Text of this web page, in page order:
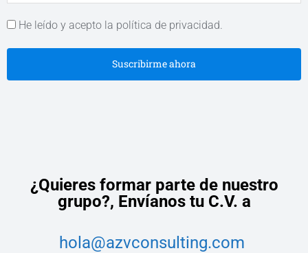
He leído y acepto la política de privacidad.
Suscribirme ahora
¿Quieres formar parte de nuestro
grupo?, Envíanos tu C.V. a
hola@azvconsulting.com